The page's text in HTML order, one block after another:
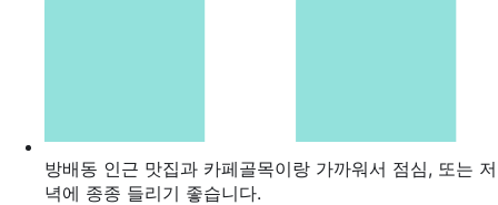
방배동 인근 맛집과 카페골목이랑 가까워서 점심, 또는 저
녁에 종종 들리기 좋습니다.